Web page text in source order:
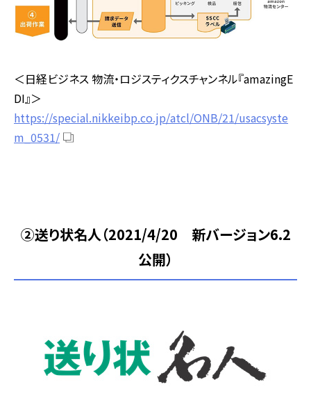
＜日経ビジネス 物流・ロジスティクスチャンネル『amazingE
DI』＞
https://special.nikkeibp.co.jp/atcl/ONB/21/usacsyste
m_0531/
②送り状名人（2021/4/20 新バージョン6.2
公開）